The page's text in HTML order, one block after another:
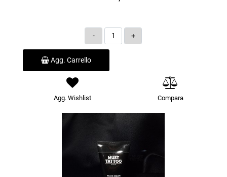
Quantità
Agg. Carrello
Agg. Wishlist Compara